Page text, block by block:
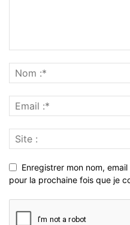
Enregistrer mon nom,
pour la prochaine fois que je